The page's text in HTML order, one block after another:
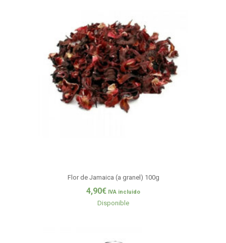
Flor de Jamaica (a granel) 100g
4,90€ IVA incluido
Disponible